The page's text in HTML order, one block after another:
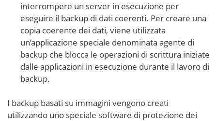
interrompere un server in esecuzione per
eseguire il backup di dati coerenti. Per creare una
copia coerente dei dati, viene utilizzata
un’applicazione speciale denominata agente di
backup che blocca le operazioni di scrittura iniziate
dalle applicazioni in esecuzione durante il lavoro di
backup.
I backup basati su immagini vengono creati
utilizzando uno speciale software di protezione dei